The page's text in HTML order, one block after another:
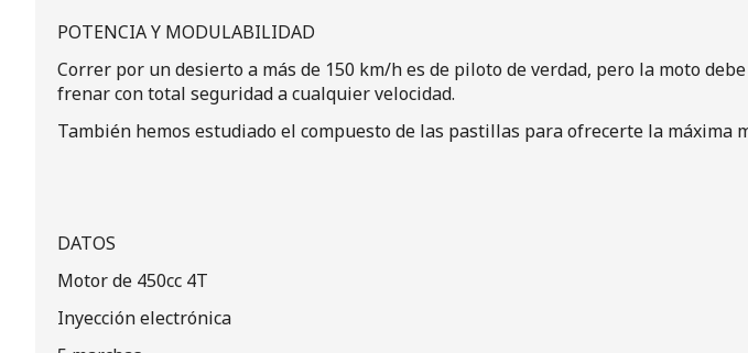
POTENCIA Y MODULABILIDAD
Correr por un desierto a más de 150 km/h es de piloto de verdad, pero la moto
frenar con total seguridad a cualquier velocidad.
También hemos estudiado el compuesto de las pastillas para ofrecerte la
DATOS
Motor de 450cc 4T
Inyección electrónica